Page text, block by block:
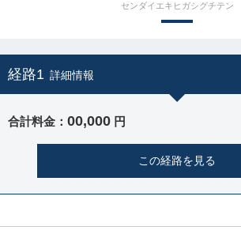
センダイエキヒガシグチテン
経路1 詳細情報
合計料金： 00,000 円
この経路を見る